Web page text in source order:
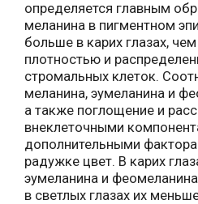
определяется главным
меланина в пигментном
больше в карих глазах,
плотностью и
стромальных клеток.
меланина, эумеланина и
а также поглощение и
внеклеточными
дополнительными
радужке цвет. В карих
эумеланина и
в светлых глазах их